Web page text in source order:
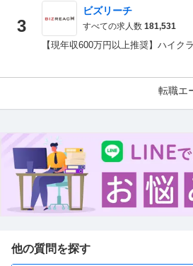
3
ビズリーチ
すべての求人数 181,531
【現年収600万円以上推奨】ハイク
転職エ
他の質問を探す